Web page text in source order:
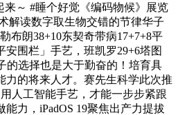
来～ #睡个好觉《编码物候》展览
解读数字取生物交错的节律华子
布朗38+10东契奇带病17+7+8平
围栏」手艺，班凯罗29+6塔图
的选择也是大于勤奋的！培育具
力的将来人才。赛先生科学此次推
人工智能手艺，才能一步步紧跟
力，iPadOS 19聚焦出产力提拔